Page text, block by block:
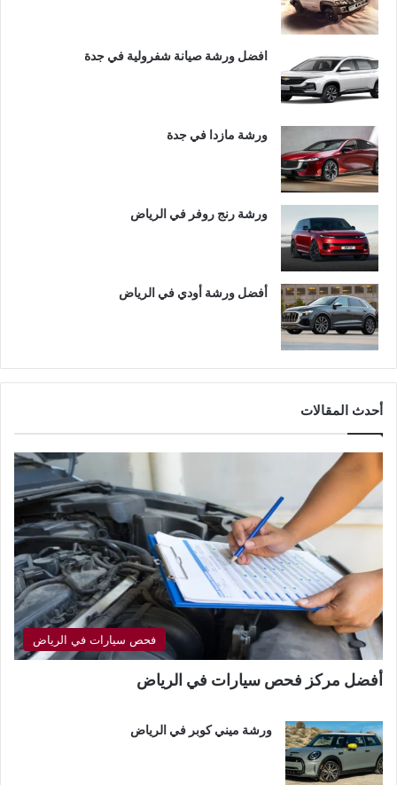
افضل ورشة صيانة شفرولية في جدة
ورشة مازدا في جدة
ورشة رنج روفر في الرياض
أفضل ورشة أودي في الرياض
أحدث المقالات
فحص سيارات في الرياض
أفضل مركز فحص سيارات في الرياض
ورشة ميني كوبر في الرياض